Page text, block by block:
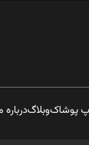
پوشاکوبلاگدرباره